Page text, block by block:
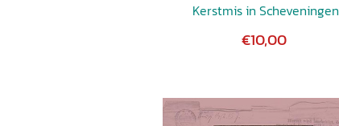
Kerstmis in Scheveningen
€10,00